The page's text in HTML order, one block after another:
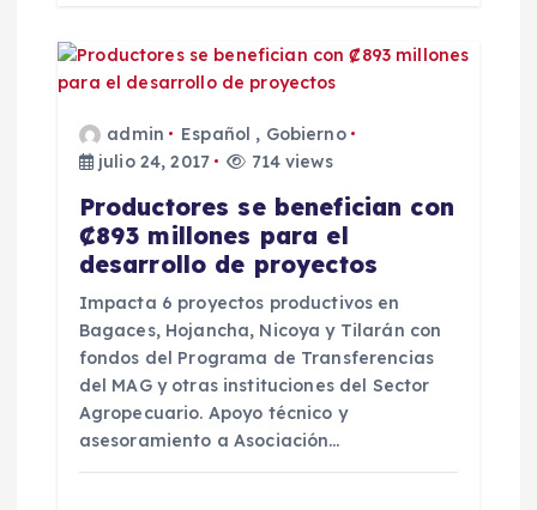
d
a
admin Español , Gobierno
julio 24, 2017
714 views
Productores se benefician con
₡893 millones para el
desarrollo de proyectos
Impacta 6 proyectos productivos en
Bagaces, Hojancha, Nicoya y Tilarán con
fondos del Programa de Transferencias
del MAG y otras instituciones del Sector
Agropecuario. Apoyo técnico y
asesoramiento a Asociación…